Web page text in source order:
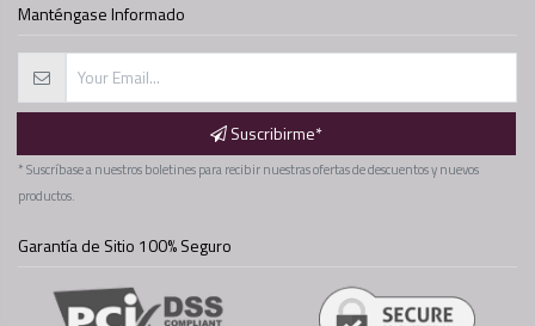
Manténgase Informado
Suscribirme*
* Suscríbase a nuestros boletines para recibir nuestras ofertas de descuentos y nuevos
productos.
Garantía de Sitio 100% Seguro